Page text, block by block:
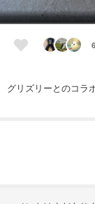
6
グリズリーとのコラ